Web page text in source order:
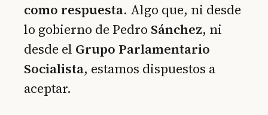
como respuesta. Algo que, ni desde
lo gobierno de Pedro Sánchez, ni
desde el Grupo Parlamentario
Socialista, estamos dispuestos a
aceptar.